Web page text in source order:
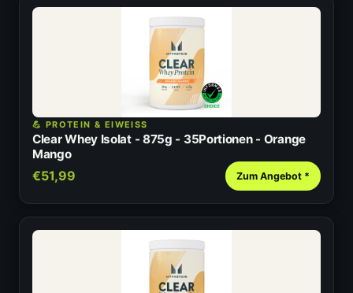
💪 PROTEIN & EIWEISS
Clear Whey Isolat - 875g - 35Portionen - Orange
Mango
€51,99 Zum Angebot *